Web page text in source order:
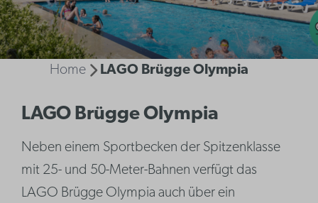
Home LAGO Brügge Olympia
LAGO Brügge Olympia
Neben einem Sportbecken der Spitzenklasse
mit 25- und 50-Meter-Bahnen verfügt das
LAGO Brügge Olympia auch über ein